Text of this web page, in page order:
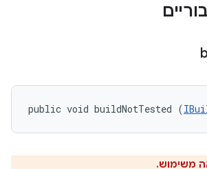
public void buildNotTested (
משימוש.